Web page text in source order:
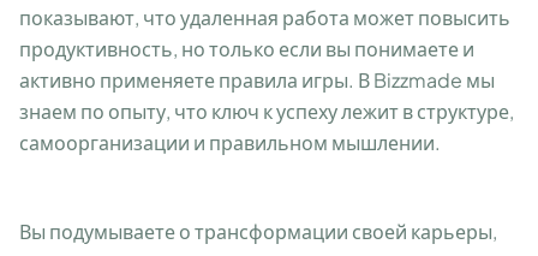
показывают, что удаленная работа может повысить
продуктивность, но только если вы понимаете и
активно применяете правила игры. В Bizzmade мы
знаем по опыту, что ключ к успеху лежит в структуре,
самоорганизации и правильном мышлении.
Вы подумываете о трансформации своей карьеры,